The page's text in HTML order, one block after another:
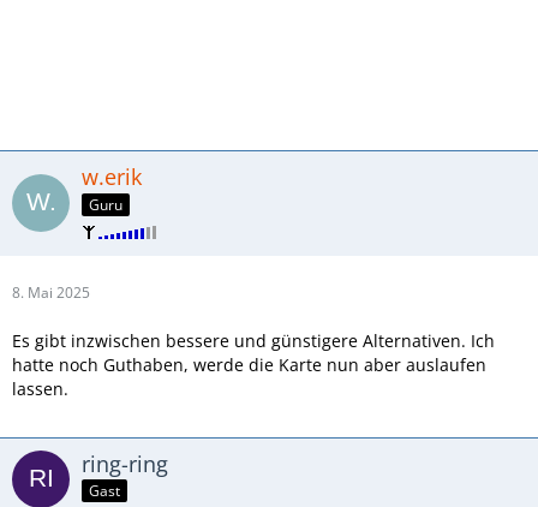
w.erik
Guru
8. Mai 2025
Es gibt inzwischen bessere und günstigere Alternativen. Ich
hatte noch Guthaben, werde die Karte nun aber auslaufen
lassen.
ring-ring
Gast